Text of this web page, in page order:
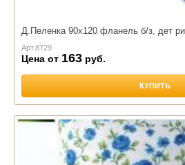
Д.Пеленка 90х120 фланель б/з, дет
Арт.8729
Цена от 163 руб.
КУПИТЬ